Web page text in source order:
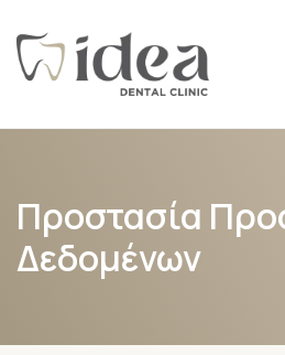
Προστασία
Δεδομένων